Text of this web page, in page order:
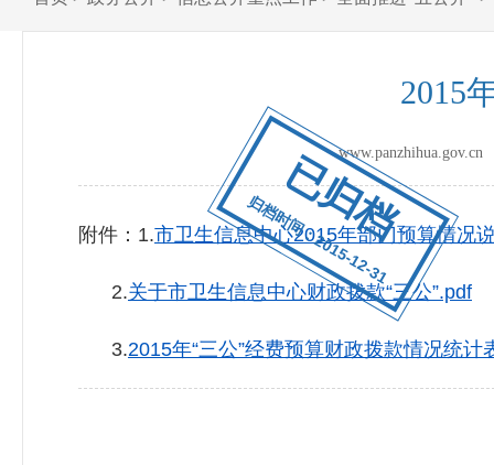
已归档
归档时间：2015-12-31
2015
附件：1.市卫生信息中心2015年部门预算情况
2.关于市卫生信息中心财政拨款“三公”.pdf
3.2015年“三公”经费预算财政拨款情况统